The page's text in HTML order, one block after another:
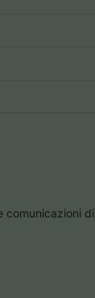
comunicazioni di